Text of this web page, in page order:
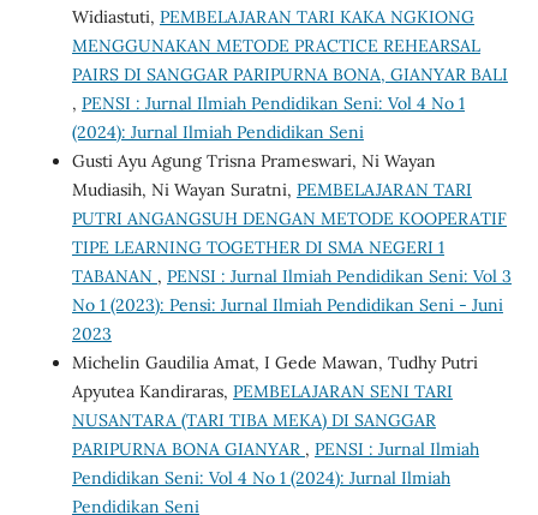
Widiastuti, PEMBELAJARAN TARI KAKA NGKIONG
MENGGUNAKAN METODE PRACTICE REHEARSAL
PAIRS DI SANGGAR PARIPURNA BONA, GIANYAR BALI
, PENSI : Jurnal Ilmiah Pendidikan Seni: Vol 4 No 1
(2024): Jurnal Ilmiah Pendidikan Seni
Gusti Ayu Agung Trisna Prameswari, Ni Wayan
Mudiasih, Ni Wayan Suratni, PEMBELAJARAN TARI
PUTRI ANGANGSUH DENGAN METODE KOOPERATIF
TIPE LEARNING TOGETHER DI SMA NEGERI 1
TABANAN , PENSI : Jurnal Ilmiah Pendidikan Seni: Vol 3
No 1 (2023): Pensi: Jurnal Ilmiah Pendidikan Seni - Juni
2023
Michelin Gaudilia Amat, I Gede Mawan, Tudhy Putri
Apyutea Kandiraras, PEMBELAJARAN SENI TARI
NUSANTARA (TARI TIBA MEKA) DI SANGGAR
PARIPURNA BONA GIANYAR , PENSI : Jurnal Ilmiah
Pendidikan Seni: Vol 4 No 1 (2024): Jurnal Ilmiah
Pendidikan Seni